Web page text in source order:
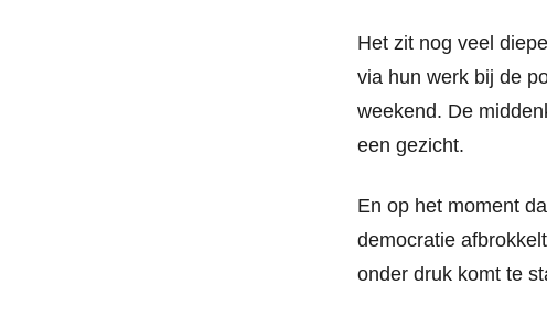
Het zit nog veel
via hun werk bij de
weekend. De
een gezicht.
En op het moment
democratie
onder druk komt te